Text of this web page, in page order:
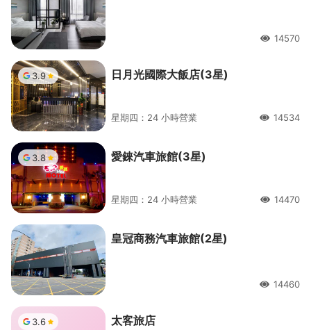
人氣14570
3.9 日月光國際大飯店(3星)
星期四：24 小時營業 人氣14534
3.8 愛錸汽車旅館(3星)
星期四：24 小時營業 人氣14470
皇冠商務汽車旅館(2星)
人氣14460
3.6 太客旅店